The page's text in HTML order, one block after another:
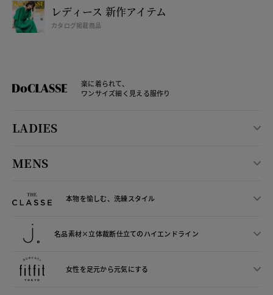
レディース 新作アイテム
カタログ掲載商品
楽に着られて、
ワンサイズ細く見える服作り
LADIES
MENS
本物を愉しむ、洗練スタイル
名品素材×立体裁断仕立てのハイエンドライン
女性を足元から元気にする